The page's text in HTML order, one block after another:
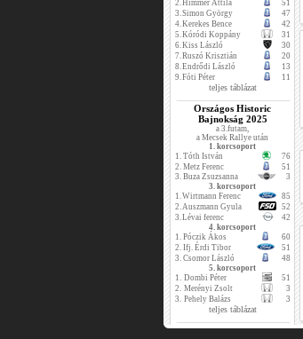
2.Himmer Attila
51
3.Simon György
47
4.Kerekes Bence
42
5.Kóródi Koppány
31
6.Kiss László
30
7.Ruszó Krisztián
20
8.Endrődi László
13
9.Fóti Péter 11
teljes táblázat
Országos Historic
Bajnokság 2025
a 3.futam,
a Mecsek Rallye után
1. korcsoport
1. Tóth István
76
2. Metz Ferenc
51
3. Buza Zsuzsanna
3
3. korcsoport
1.Wirtmann Ferenc
85
2.Auszmann Gyula
52
3.Lévai ferenc
42
4. korcsoport
1. Póczik Ákos
60
2. Ifj. Érdi Tibor
51
3. Csomor László
48
5. korcsoport
1. Dombi Péter
51
2. Merényi Zsolt
3
3. Pehely Balázs 3
teljes táblázat